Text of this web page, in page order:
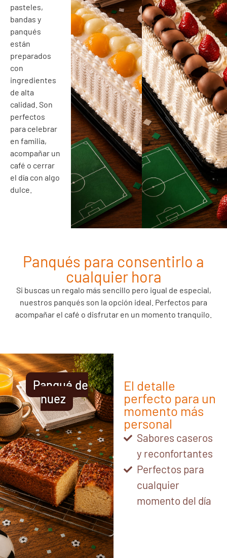
pasteles,
bandas y
panqués
están
preparados
con
ingredientes
de alta
calidad. Son
perfectos
para celebrar
en familia,
acompañar un
café o cerrar
el día con algo
dulce.
Panqués para consentirlo a
cualquier hora
Si buscas un regalo más sencillo pero igual de especial,
nuestros panqués son la opción ideal. Perfectos para
acompañar el café o disfrutar en un momento tranquilo.
Panqué de
nuez
El detalle
perfecto para un
momento más
personal
Sabores caseros
y reconfortantes
Perfectos para
cualquier
momento del día